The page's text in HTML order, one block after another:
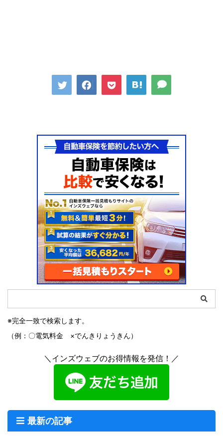
※完全一致で検索します。
（例：〇電気料金 ×でんきりょうきん）
＼インズウェブのお得情報を発信！／
最新の記事